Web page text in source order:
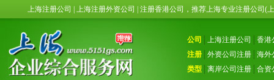
上海注册公司 | 上海注册外资公司 | 注册香港公司，推荐上海专业注册
公司 上海注册公司
香港
注册
外资公司注册
海外
类型
离岸公司注册 合资